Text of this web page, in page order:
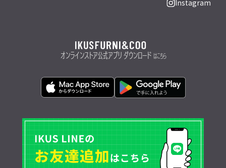
Instagram
オンラインストア公式アプリ ダウンロード はこちら